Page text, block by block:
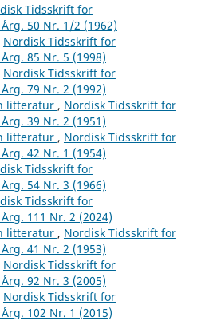
Tidsskrift for
50 Nr. 1/2 (1962)
Nordisk Tidsskrift for
85 Nr. 5 (1998)
Nordisk Tidsskrift for
79 Nr. 2 (1992)
litteratur , Nordisk Tidsskrift for
39 Nr. 2 (1951)
litteratur , Nordisk Tidsskrift for
42 Nr. 1 (1954)
Tidsskrift for
54 Nr. 3 (1966)
Tidsskrift for
111 Nr. 2 (2024)
litteratur , Nordisk Tidsskrift for
41 Nr. 2 (1953)
Nordisk Tidsskrift for
92 Nr. 3 (2005)
Nordisk Tidsskrift for
102 Nr. 1 (2015)